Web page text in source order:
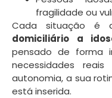
fragilidade ou
Cada situação é
domiciliário a
pensado de forma
necessidades
autonomia, a sua
está inserida.